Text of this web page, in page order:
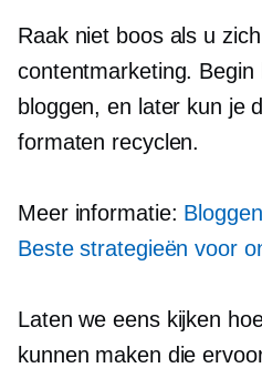
Raak niet boos als u
contentmarketing.
bloggen, en later kun je
formaten recyclen.
Meer informatie:
Beste strategieën voor
Laten we eens kijken
kunnen maken die